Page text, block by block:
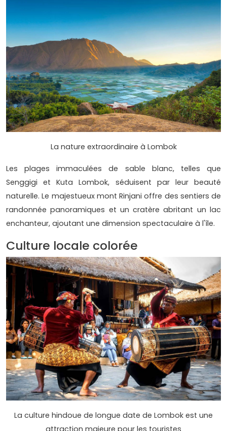
La nature extraordinaire à Lombok
Les plages immaculées de sable blanc, telles que
Senggigi et Kuta Lombok, séduisent par leur beauté
naturelle. Le majestueux mont Rinjani offre des sentiers de
randonnée panoramiques et un cratère abritant un lac
enchanteur, ajoutant une dimension spectaculaire à l'île.
Culture locale colorée
La culture hindoue de longue date de Lombok est une
attraction majeure pour les touristes